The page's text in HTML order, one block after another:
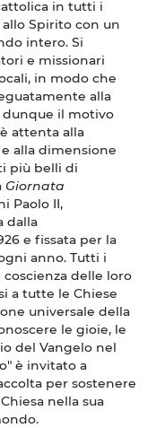
in tutti i
Spirito con un
intero. Si
e missionari
in modo che
alla
dunque il motivo
attenta alla
alla dimensione
più belli di
Giornata
Paolo II,
dalla
e fissata per la
anno. Tutti i
delle loro
a tutte le Chiese
universale della
le gioie, le
del Vangelo nel
è invitato a
per sostenere
nella sua